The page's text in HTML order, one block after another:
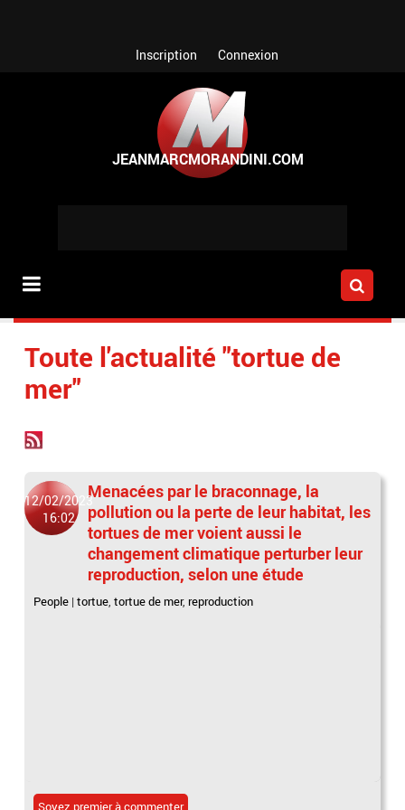
Inscription Connexion
Toute l'actualité "tortue de
mer"
12/02/2023
16:02
Menacées par le braconnage, la
pollution ou la perte de leur habitat, les
tortues de mer voient aussi le
changement climatique perturber leur
reproduction, selon une étude
People |tortue,tortue de mer, reproduction
Soyez premier à commenter